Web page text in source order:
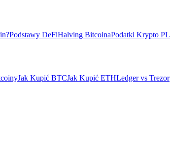
Podstawy DeFiHalving BitcoinaPodatki Krypto PL
Jak Kupić BTCJak Kupić ETHLedger vs Trezor